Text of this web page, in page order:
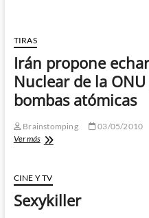
TIRAS
Irán propone
Nuclear de la
bombas atómicas
Brainstomping 03/05/2010
Ver másIrán
a
EEUU
del
Organo
CINE Y TV
Sexykiller